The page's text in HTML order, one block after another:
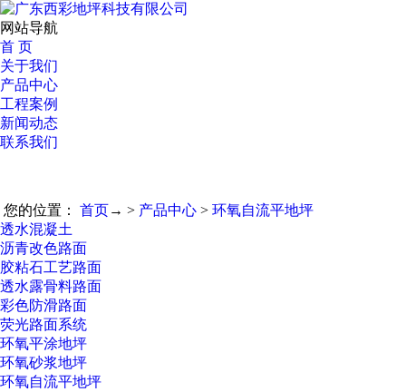
网站导航
首 页
关于我们
产品中心
工程案例
新闻动态
联系我们
您的位置： 首页→ > 产品中心 > 环氧自流平地坪
透水混凝土
沥青改色路面
胶粘石工艺路面
透水露骨料路面
彩色防滑路面
荧光路面系统
环氧平涂地坪
环氧砂浆地坪
环氧自流平地坪